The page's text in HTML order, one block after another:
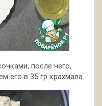
после чего,
его в 35 гр крахмала.